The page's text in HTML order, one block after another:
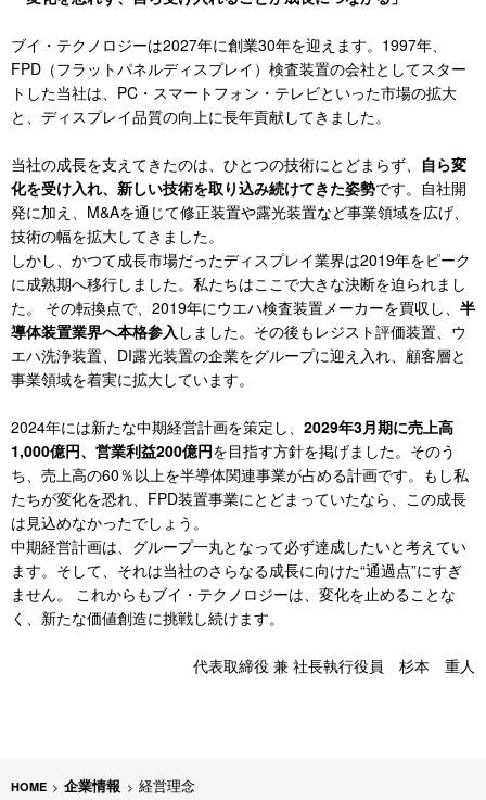
ブイ・テクノロジーは2027年に創業30年を迎えます。1997年、
FPD（フラットパネルディスプレイ）検査装置の会社としてスター
トした当社は、PC・スマートフォン・テレビといった市場の拡大
と、ディスプレイ品質の向上に長年貢献してきました。​
当社の成長を支えてきたのは、ひとつの技術にとどまらず、 自ら変
化を受け入れ、新しい技術を取り込み続けてきた姿勢です。自社開
発に加え、M&Aを通じて修正装置や露光装置など事業領域を広げ、
技術の幅を拡大してきました。​
しかし、かつて成長市場だったディスプレイ業界は2019年をピーク
に成熟期へ移行しました。私たちはここで大きな決断を迫られまし
た。 その転換点で、2019年にウエハ検査装置メーカーを買収し、 半
導体装置業界へ本格参入 しました。その後もレジスト評価装置、ウ
エハ洗浄装置、DI露光装置の企業をグループに迎え入れ、顧客層と
事業領域を着実に拡大しています。​
2024年には新たな中期経営計画を策定し、 2029年3月期に売上高
1,000億円、営業利益200億円を目指す方針を掲げました。そのう
ち、売上高の60％以上を半導体関連事業が占める計画です。もし私
たちが変化を恐れ、FPD装置事業にとどまっていたなら、この成長
は見込めなかったでしょう。​
中期経営計画は、グループ一丸となって必ず達成したいと考えてい
ます。そして、それは当社のさらなる成長に向けた“通過点”にすぎ
ません。 これからもブイ・テクノロジーは、変化を止めることな
く、新たな価値創造に挑戦し続けます。​
代表取締役 兼 社長執行役員 杉本 重人
企業情報 経営理念